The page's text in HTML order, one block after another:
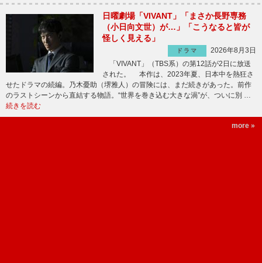
日曜劇場「VIVANT」「まさか長野専務
（小日向文世）が…」「こうなると皆が
怪しく見える」
ドラマ
2026年8月3日
「VIVANT」（TBS系）の第12話が2日に放送
された。 本作は、2023年夏、日本中を熱狂さ
せたドラマの続編。乃木憂助（堺雅人）の冒険には、まだ続きがあった。前作
のラストシーンから直結する物語。“世界を巻き込む大きな渦”が、ついに別 …
続きを読む
more »